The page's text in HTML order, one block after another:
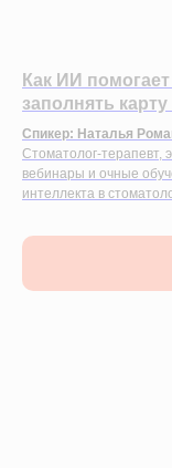
Как ИИ
заполнять
Спикер: Наталья
Стоматолог-терапевт,
вебинары и очные
интеллекта в